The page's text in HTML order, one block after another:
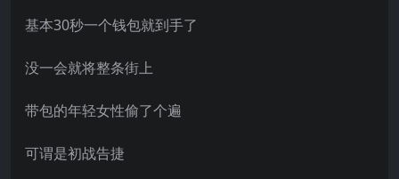
基本30秒一个钱包就到手了
没一会就将整条街上
带包的年轻女性偷了个遍
可谓是初战告捷